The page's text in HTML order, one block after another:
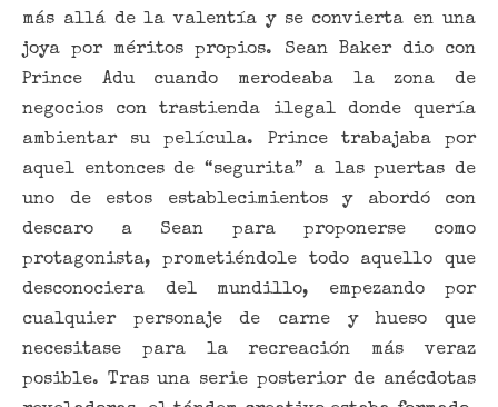
más allá de la valentía y se convierta en una
joya por méritos propios. Sean Baker dio con
Prince Adu cuando merodeaba la zona de
negocios con trastienda ilegal donde quería
ambientar su película. Prince trabajaba por
aquel entonces de “segurita” a las puertas de
uno de estos establecimientos y abordó con
descaro a Sean para proponerse como
protagonista, prometiéndole todo aquello que
desconociera del mundillo, empezando por
cualquier personaje de carne y hueso que
necesitase para la recreación más veraz
posible. Tras una serie posterior de anécdotas